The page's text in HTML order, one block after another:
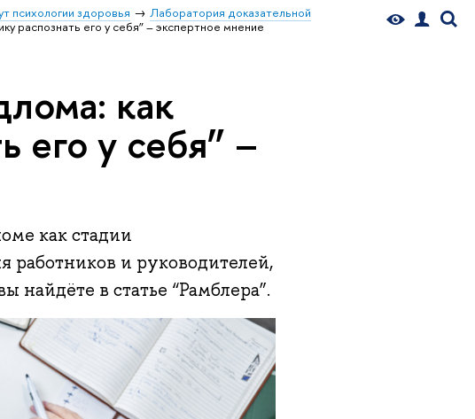
психологии здоровья
Лаборатория доказательной
распознать его у себя” – экспертное мнение
как
его у себя” –
как стадии
работников и руководителей,
найдёте в статье “Рамблера”.